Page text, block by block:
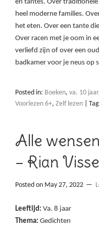
en tantes. Over
heel moderne families.
het eten. Over een tante
Over racen met je oom in
verliefd zijn of over een
badkamer voor je neus op
Posted in: Boeken, va. 10 jaar
Voorlezen 6+, Zelf lezen
Alle
– Rian
Posted on May 27, 2022
Leeftijd: Va. 8 jaar
Thema: Gedichten